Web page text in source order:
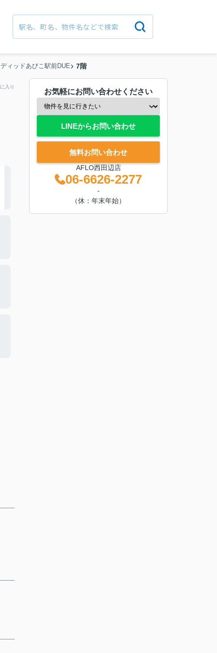
ィッドあびこ駅前DUE 7階
入り
お気軽にお問い合わせください
LINEからお問い合わせ
無料お問い合わせ
AFLO西田辺店
06-6626-2277
-
（休：年末年始）